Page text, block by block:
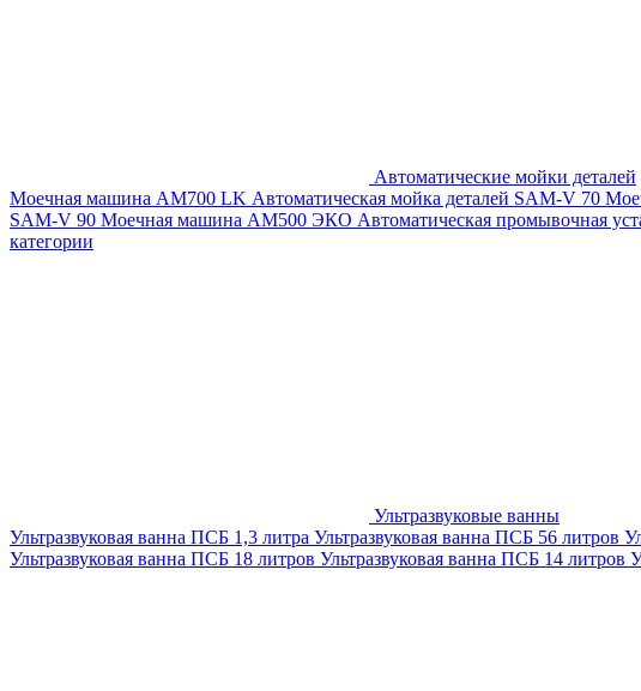
Автоматические мойки деталей
Моечная машина AM700 LK Автоматическая мойка деталей SAM-V 70
SAM-V 90 Моечная машина АМ500 ЭКО Автоматическая промывочная
категории
Ультразвуковые ванны
Ультразвуковая ванна ПСБ 1,3 литра Ультразвуковая ванна ПСБ 56 литров
Ультразвуковая ванна ПСБ 18 литров Ультразвуковая ванна ПСБ 14 литров